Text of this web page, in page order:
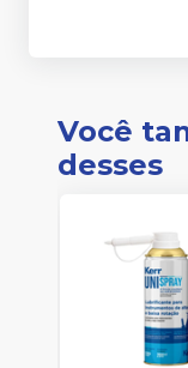
Você
desses